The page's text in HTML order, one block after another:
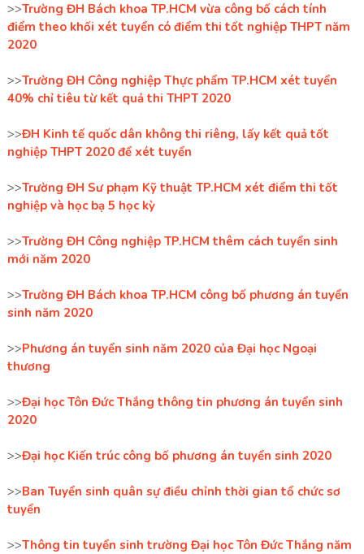
>>Trường ĐH Bách khoa TP.HCM vừa công bố cách tính
điểm theo khối xét tuyển có điểm thi tốt nghiệp THPT năm
2020
>>Trường ĐH Công nghiệp Thực phẩm TP.HCM xét tuyển
40% chỉ tiêu từ kết quả thi THPT 2020
>>ĐH Kinh tế quốc dân không thi riêng, lấy kết quả tốt
nghiệp THPT 2020 để xét tuyển
>>Trường ĐH Sư phạm Kỹ thuật TP.HCM xét điểm thi tốt
nghiệp và học bạ 5 học kỳ
>>Trường ĐH Công nghiệp TP.HCM thêm cách tuyển sinh
mới năm 2020
>>Trường ĐH Bách khoa TP.HCM công bố phương án tuyển
sinh năm 2020
>>Phương án tuyển sinh năm 2020 của Đại học Ngoại
thương
>>Đại học Tôn Đức Thắng thông tin phương án tuyển sinh
2020
>>Đại học Kiến trúc công bố phương án tuyển sinh 2020
>>Ban Tuyển sinh quân sự điều chỉnh thời gian tổ chức sơ
tuyển
>>Thông tin tuyển sinh trường Đại học Tôn Đức Thắng năm